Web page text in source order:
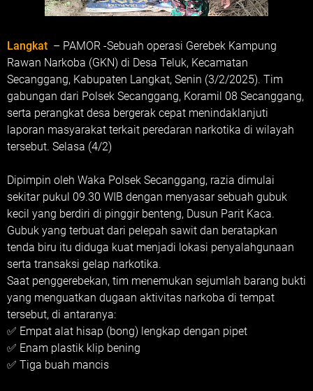
Langkat – PAMOR -Sebuah operasi Gerebek Kampung
Rawan Narkoba (GKN) di Desa Teluk, Kecamatan
Secanggang, Kabupaten Langkat, Senin (3/2/2025). Tim
gabungan dari Polsek Secanggang, Koramil 08 Secanggang,
serta perangkat desa bergerak cepat menindaklanjuti
laporan masyarakat terkait peredaran narkotika di wilayah
tersebut. Selasa (4/2)
Dipimpin oleh Waka Polsek Secanggang, razia dimulai
sekitar pukul 09.30 WIB dengan menyasar sebuah gubuk
kecil yang berdiri di pinggir benteng, Dusun Parit Kaca.
Gubuk yang terbuat dari pelepah sawit dan beratapkan
tenda biru itu diduga kuat menjadi lokasi penyalahgunaan
serta transaksi gelap narkotika.
Saat penggerebekan, tim menemukan sejumlah barang bukti
yang menguatkan dugaan aktivitas narkoba di tempat
tersebut, di antaranya:
✅ Empat alat hisap (bong) lengkap dengan pipet
✅ Enam plastik klip bening
✅ Tiga buah mancis